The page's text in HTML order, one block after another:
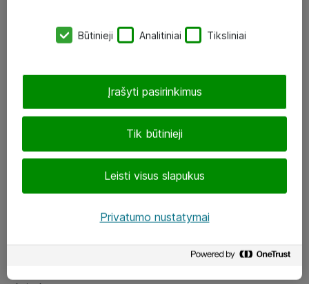
eShop@atea.lt
LinkedIn
Būtinieji Analitiniai Tiksliniai
Tik būtinieji
Leisti visus slapukus
Įrašyti pasirinkimus
Privatumo nustatymai